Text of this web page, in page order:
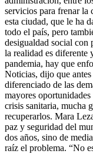
servicios para frenar la
esta ciudad, que le ha
todo el país, pero
desigualdad social con
la realidad es diferente
pandemia, hay que
Noticias, dijo que
diferenciado de las
mayores
crisis sanitaria, mucha
recuperarlos. Mara
paz y seguridad del
dos años, sino de
raíz el problema. “No